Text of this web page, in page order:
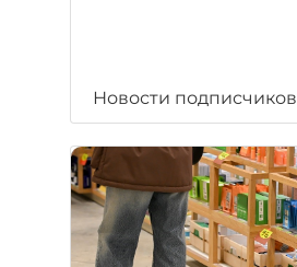
Новости подписчиков